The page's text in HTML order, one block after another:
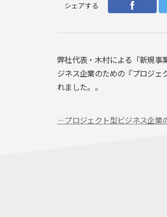
シェアする
弊社代表・木村による「新規
ジネス企業のための『プロジェ
れました。。
―プロジェクト型ビジネス企業